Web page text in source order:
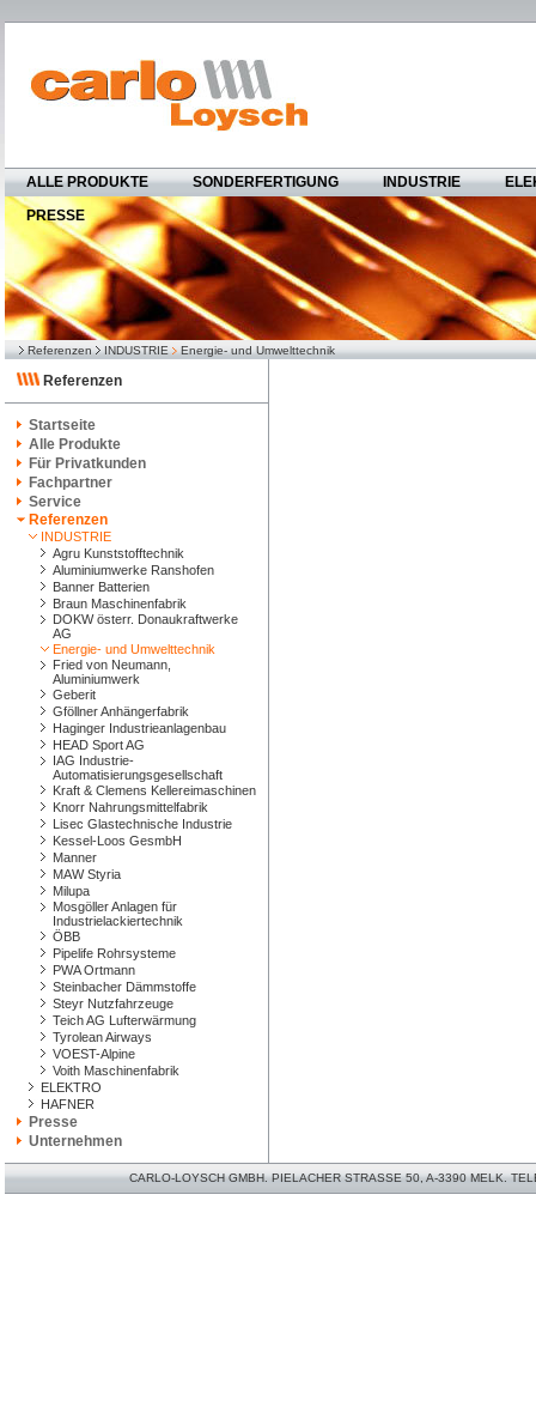
ALLE PRODUKTE SONDERFERTIGUNG INDUSTRIE
PRESSE
Referenzen INDUSTRIE Energie- und Umwelttechnik
Referenzen
Startseite
Alle Produkte
Für Privatkunden
Fachpartner
Service
Referenzen
INDUSTRIE
Agru Kunststofftechnik
Aluminiumwerke Ranshofen
Banner Batterien
Braun Maschinenfabrik
DOKW österr. Donaukraftwerke
AG
Energie- und Umwelttechnik
Fried von Neumann,
Aluminiumwerk
Geberit
Gföllner Anhängerfabrik
Haginger Industrieanlagenbau
HEAD Sport AG
IAG Industrie-
Automatisierungsgesellschaft
Kraft & Clemens Kellereimaschinen
Knorr Nahrungsmittelfabrik
Lisec Glastechnische Industrie
Kessel-Loos GesmbH
Manner
MAW Styria
Milupa
Mosgöller Anlagen für
Industrielackiertechnik
ÖBB
Pipelife Rohrsysteme
PWA Ortmann
Steinbacher Dämmstoffe
Steyr Nutzfahrzeuge
Teich AG Lufterwärmung
Tyrolean Airways
VOEST-Alpine
Voith Maschinenfabrik
ELEKTRO
HAFNER
Presse
Unternehmen
CARLO-LOYSCH GMBH. PIELACHER STRASSE 50, A-3390 MELK.